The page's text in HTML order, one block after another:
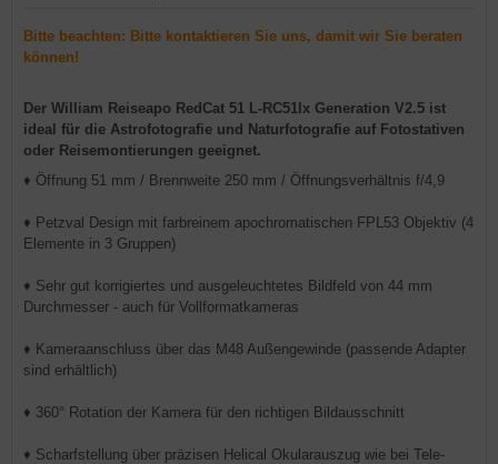
Bitte beachten: Bitte kontaktieren Sie uns, damit wir Sie beraten
können!
Der William Reiseapo RedCat 51 L-RC51lx Generation V2.5 ist
ideal für die Astrofotografie und Naturfotografie auf Fotostativen
oder Reisemontierungen geeignet.
♦ Öffnung 51 mm / Brennweite 250 mm / Öffnungsverhältnis f/4,9
♦ Petzval Design mit farbreinem apochromatischen FPL53 Objektiv (4
Elemente in 3 Gruppen)
♦ Sehr gut korrigiertes und ausgeleuchtetes Bildfeld von 44 mm
Durchmesser - auch für Vollformatkameras
♦ Kameraanschluss über das M48 Außengewinde (passende Adapter
sind erhältlich)
♦ 360° Rotation der Kamera für den richtigen Bildausschnitt
♦ Scharfstellung über präzisen Helical Okularauszug wie bei Tele-